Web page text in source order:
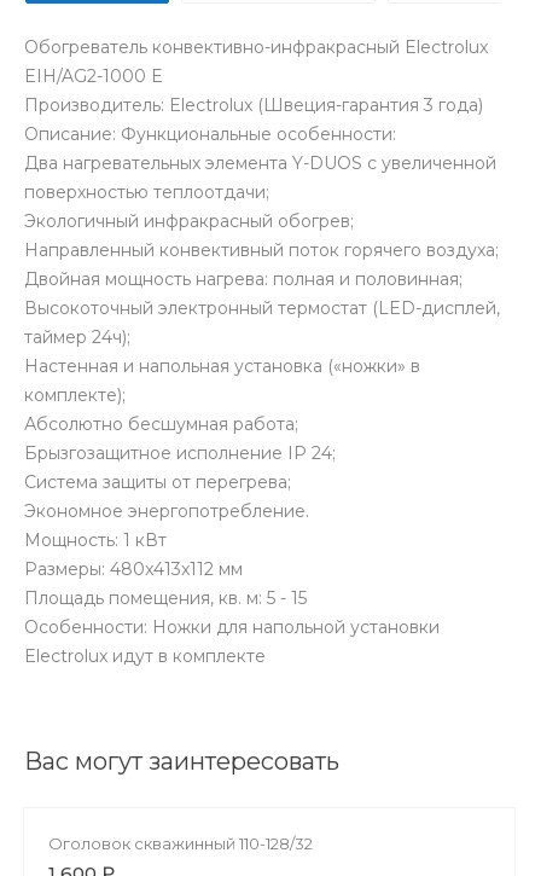
Обогреватель конвективно-инфракрасный Electrolux
EIH/AG2-1000 E
Производитель: Electrolux (Швеция-гарантия 3 года)
Описание: Функциональные особенности:
Два нагревательных элемента Y-DUOS с увеличенной
поверхностью теплоотдачи;
Экологичный инфракрасный обогрев;
Направленный конвективный поток горячего воздуха;
Двойная мощность нагрева: полная и половинная;
Высокоточный электронный термостат (LED-дисплей,
таймер 24ч);
Настенная и напольная установка («ножки» в
комплекте);
Абсолютно бесшумная работа;
Брызгозащитное исполнение IP 24;
Cистема защиты от перегрева;
Экономное энергопотребление.
Мощность: 1 кВт
Размеры: 480x413x112 мм
Площадь помещения, кв. м: 5 - 15
Особенности: Ножки для напольной установки
Electrolux идут в комплекте
Вас могут заинтересовать
Оголовок скважинный 110-128/32